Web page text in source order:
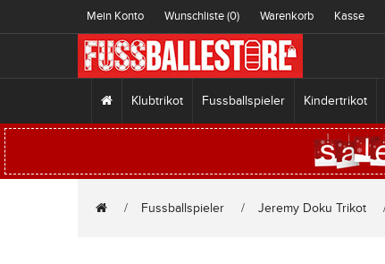
Mein Konto Wunschliste (0) Warenkorb Kasse
Klubtrikot Fussballspieler Kindertrikot
Fussballspieler Jeremy Doku Trikot